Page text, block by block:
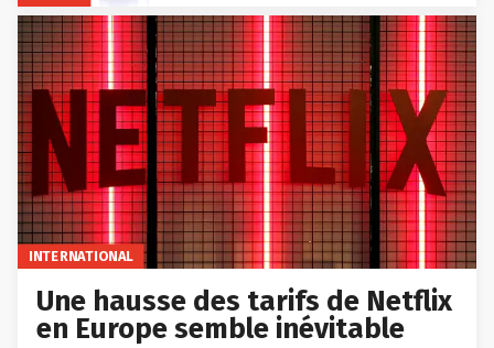
INTERNATIONAL
Une hausse des tarifs de Netflix
en Europe semble inévitable